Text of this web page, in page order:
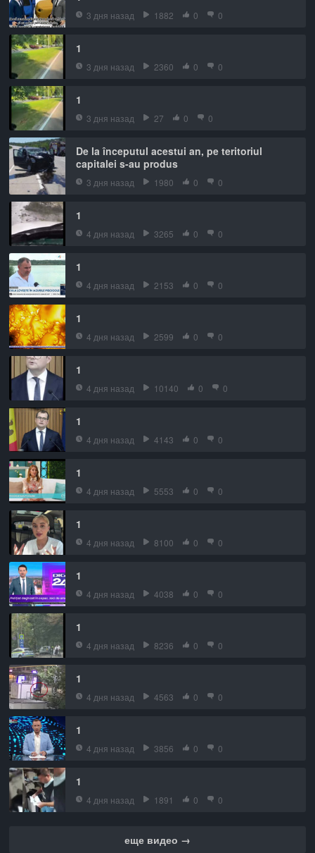
3 дня назад 1882 0 0
1
3 дня назад 2360 0 0
1
3 дня назад 27 0 0
De la începutul acestui an, pe teritoriul
capitalei s-au produs
3 дня назад 1980 0 0
1
4 дня назад 3265 0 0
1
4 дня назад 2153 0 0
1
4 дня назад 2599 0 0
1
4 дня назад 10140 0 0
1
4 дня назад 4143 0 0
1
4 дня назад 5553 0 0
1
4 дня назад 8100 0 0
1
4 дня назад 4038 0 0
1
4 дня назад 8236 0 0
1
4 дня назад 4563 0 0
1
4 дня назад 3856 0 0
1
4 дня назад 1891 0 0
еще видео →